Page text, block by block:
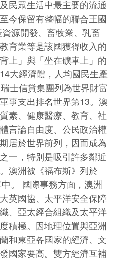
民眾生活中最主要的流通
今保留有整幅的聯合王國
源開發、畜牧業、乳畜
育業等是該國獲得收入的
上」與「坐在礦車上」的
大經濟體，人均國民生產
士信貸集團列為世界財富
事支出排名世界第13。澳
素、健康醫療、教育、社
言論自由度、公民政治權
居於世界前列，因而成為
一，特別是吸引許多鄰近
澳洲被《福布斯》列於
。 國際事務方面，澳洲
英國協、太平洋安全保障
、亞太經合組織及太平洋
積極。因地理位置與亞洲
和東亞各國家的經濟、文
國家要高。雙方經濟互補